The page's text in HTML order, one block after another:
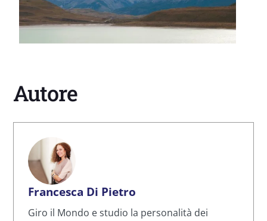
Autore
Francesca Di Pietro
Giro il Mondo e studio la personalità dei